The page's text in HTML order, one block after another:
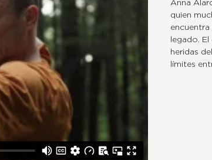
Anna
quien
legado.
heridas
límites